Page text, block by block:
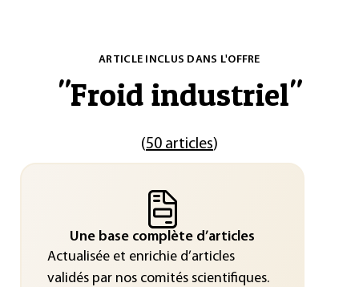
ARTICLE INCLUS DANS L'OFFRE
"Froid industriel"
(50 articles)
Une base complète d’articles
Actualisée et enrichie d’articles
validés par nos comités scientifiques.